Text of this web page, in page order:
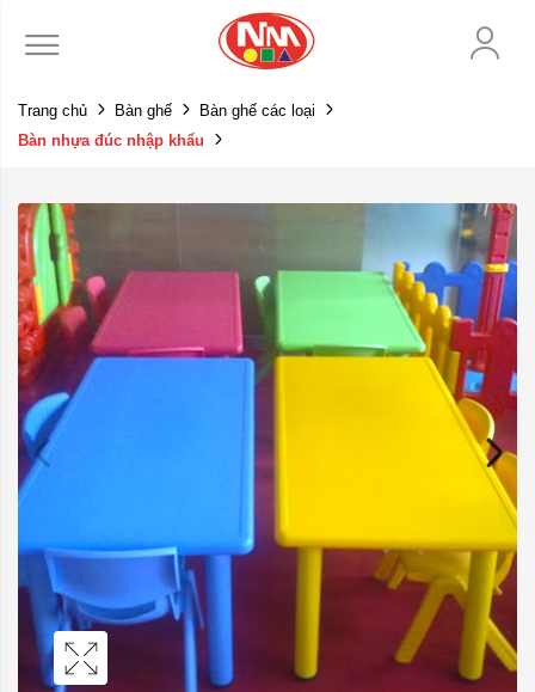
Trang chủ Bàn ghế
Bàn ghế các loại
Bàn nhựa đúc nhập khẩu